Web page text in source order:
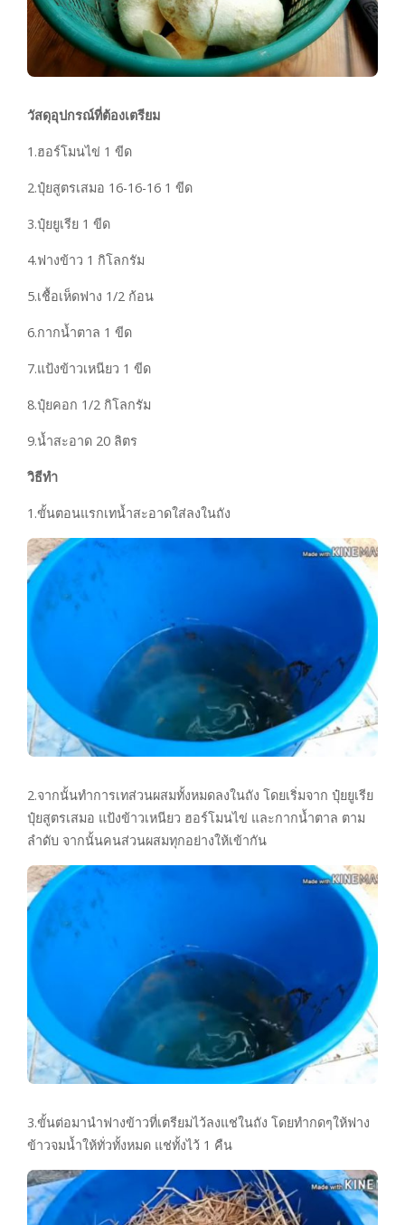
วัสดุอุปกรณ์ที่ต้องเตรียม
1.ฮอร์โมนไข่ 1 ขีด
2.ปุ๋ยสูตรเสมอ 16-16-16 1 ขีด
3.ปุ๋ยยูเรีย 1 ขีด
4.ฟางข้าว 1 กิโลกรัม
5.เชื้อเห็ดฟาง 1/2 ก้อน
6.กากน้ำตาล 1 ขีด
7.แป้งข้าวเหนียว 1 ขีด
8.ปุ๋ยคอก 1/2 กิโลกรัม
9.น้ำสะอาด 20 ลิตร
วิธีทำ
1.ขั้นตอนแรกเทน้ำสะอาดใส่ลงในถัง
2.จากนั้นทำการเทส่วนผสมทั้งหมดลงในถัง โดยเริ่มจาก ปุ๋ยยูเรีย
ปุ๋ยสูตรเสมอ แป้งข้าวเหนียว ฮอร์โมนไข่ และกากน้ำตาล ตาม
ลำดับ จากนั้นคนส่วนผสมทุกอย่างให้เข้ากัน
3.ขั้นต่อมานำฟางข้าวที่เตรียมไว้ลงแช่ในถัง โดยทำกดๆให้ฟาง
ข้าวจมน้ำให้ทั่วทั้งหมด แช่ทั้งไว้ 1 คืน